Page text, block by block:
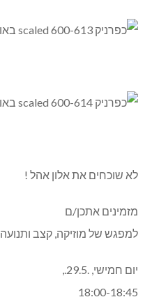
לא שוכחים את אלון אהל !
מזמינים אתכן/ם
למפגש של מוזיקה, קצב
יום חמישי, .29.5.,
18:00-18:45